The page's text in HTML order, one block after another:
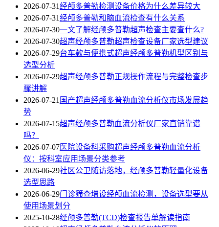
2026-07-31经颅多普勒检测设备价格为什么差异较大
2026-07-31经颅多普勒和脑血流检查有什么关系
2026-07-30一文了解经颅多普勒超声检查主要查什么?
2026-07-30超声经颅多普勒超声检查设备厂家选型建议
2026-07-29台车款与便携式超声经颅多普勒机型区别与
选型分析
2026-07-29超声经颅多普勒正规操作流程与完整检查步
骤讲解
2026-07-21 国产超声经颅多普勒血流分析仪市场发展趋
势
2026-07-15超声经颅多普勒血流分析仪厂家直销靠谱
吗？
2026-07-07医院设备科采购超声经颅多普勒血流分析
仪：按科室应用场景分类参考
2026-06-29社区公卫随访落地，经颅多普勒轻量化设备
选型思路
2026-06-29门诊筛查增设经颅血流检测，设备选型要从
使用场景划分
2025-10-28经颅多普勒(TCD)检查报告单解读指南